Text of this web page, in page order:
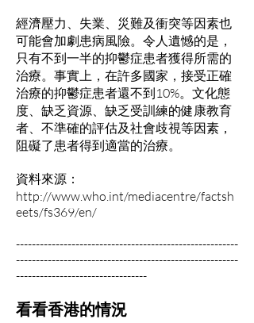
經濟壓力、失業、災難及衝突等因素也
可能會加劇患病風險。令人遺憾的是，
只有不到一半的抑鬱症患者獲得所需的
治療。事實上，在許多國家，接受正確
治療的抑鬱症患者還不到10%。文化態
度、缺乏資源、缺乏受訓練的健康教育
者、不準確的評估及社會歧視等因素，
阻礙了患者得到適當的治療。
資料來源：
http://www.who.int/mediacentre/factsh
eets/fs369/en/
--------------------------------------------------------
--------------------------------------------------------
---------------------------------
看看香港的情況